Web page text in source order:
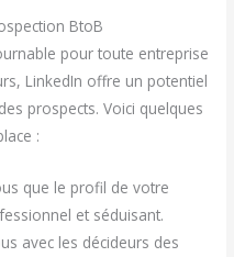
BtoB
pour toute entreprise
LinkedIn offre un potentiel
prospects. Voici quelques
:
que le profil de votre
et séduisant.
avec les décideurs des